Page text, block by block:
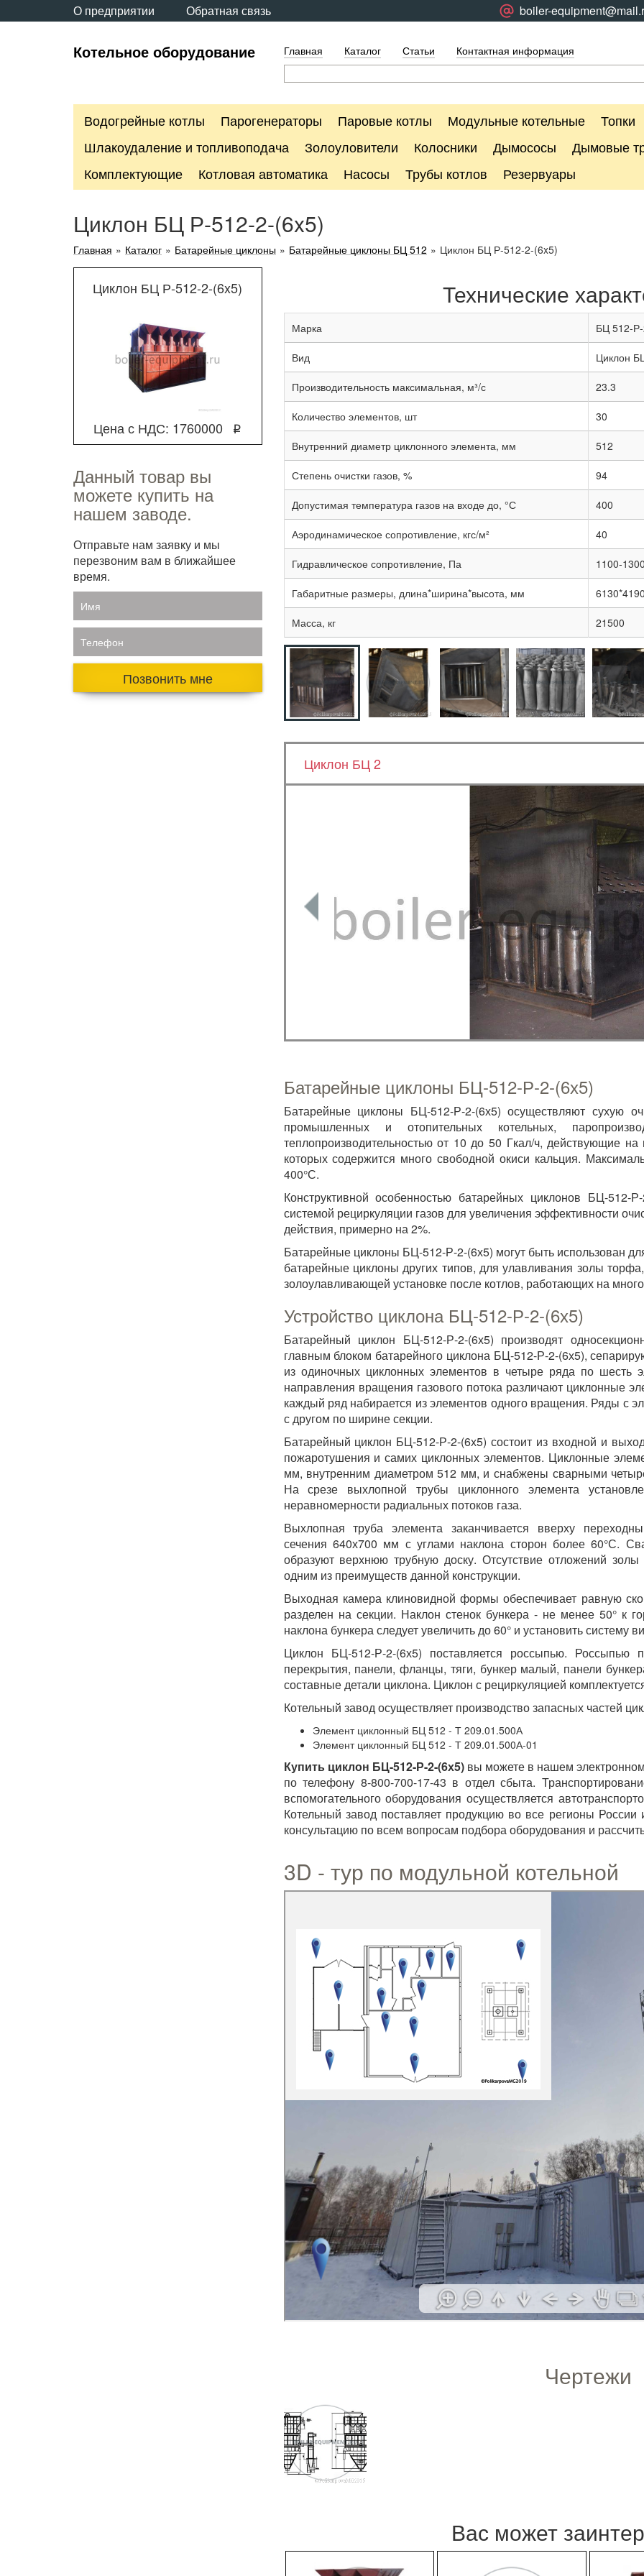
О предприятии Обратная связь boiler-
Котельное оборудование Главная Каталог Статьи Контактная информация
Водогрейные котлы Парогенераторы Паровые котлы Модульные котельные
Топки
Шлакоудаление и топливоподача
Золоуловители Колосники Дымососы
Дымовые
Комплектующие
Котловая автоматика Насосы Трубы котлов Резервуары
Циклон БЦ Р-512-2-(6x5)
Главная » Каталог » Батарейные циклоны » Батарейные циклоны БЦ 512 » Циклон БЦ Р-512-2-(6x5)
Циклон БЦ Р-512-2-(6x5)
Цена с НДС: 1760000 q
Данный товар вы
можете купить на
нашем заводе.
Отправьте нам заявку и мы
перезвоним вам в ближайшее
время.
Имя
Телефон
Позвонить мне
Технические
Марка БЦ 512-
Вид Циклон
Производительность максимальная, м³/с 23.3
Количество элементов, шт 30
Внутренний диаметр циклонного элемента, мм 512
Степень очистки газов, % 94
Допустимая температура газов на входе до, °С 400
Аэродинамическое сопротивление, кгс/м² 40
Гидравлическое сопротивление, Па 1100-
Габаритные размеры, длина*ширина*высота, мм
Масса, кг 21500
Циклон БЦ 2
Батарейные циклоны БЦ-512-Р-2-(6х5)
Батарейные циклоны БЦ-512-Р-2-(6х5) осуществляют сухую
промышленных и отопительных котельных,
теплопроизводительностью от 10 до 50 Гкал/ч, действующие
которых содержится много свободной окиси кальция.
400°С.
Конструктивной особенностью батарейных циклонов БЦ-512-
системой рециркуляции газов для увеличения эффективности
действия, примерно на 2%.
Батарейные циклоны БЦ-512-Р-2-(6х5) могут быть использован
батарейные циклоны других типов, для улавливания золы
золоулавливающей установке после котлов, работающих на
Устройство циклона БЦ-512-Р-2-(6х5)
Батарейный циклон БЦ-512-Р-2-(6х5) производят
главным блоком батарейного циклона БЦ-512-Р-2-(6х5),
из одиночных циклонных элементов в четыре ряда по шесть
направления вращения газового потока различают циклонные
каждый ряд набирается из элементов одного вращения. Ряды с
с другом по ширине секции.
Батарейный циклон БЦ-512-Р-2-(6х5) состоит из входной и
пожаротушения и самих циклонных элементов. Циклонные
мм, внутренним диаметром 512 мм, и снабжены сварными
На срезе выхлопной трубы циклонного элемента
неравномерности радиальных потоков газа.
Выхлопная труба элемента заканчивается вверху
сечения 640х700 мм с углами наклона сторон более 60°С.
образуют верхнюю трубную доску. Отсутствие отложений
одним из преимуществ данной конструкции.
Выходная камера клиновидной формы обеспечивает равную
разделен на секции. Наклон стенок бункера - не менее 50° к
наклона бункера следует увеличить до 60° и установить систему
Циклон БЦ-512-Р-2-(6х5) поставляется россыпью. Россыпью
перекрытия, панели, фланцы, тяги, бункер малый, панели
составные детали циклона. Циклон с рециркуляцией
Котельный завод осуществляет производство запасных частей
Элемент циклонный БЦ 512 - Т 209.01.500А
Элемент циклонный БЦ 512 - Т 209.01.500А-01
Купить циклон БЦ-512-Р-2-(6х5) вы можете в нашем
по телефону 8-800-700-17-43 в отдел сбыта.
вспомогательного оборудования осуществляется
Котельный завод поставляет продукцию во все регионы
консультацию по всем вопросам подбора оборудования и
3D - тур по модульной котельной
Чертежи
Вас может